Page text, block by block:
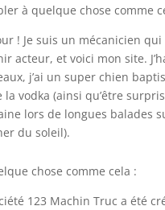
à quelque chose comme
! Je suis un mécanicien qui
acteur, et voici mon site.
j’ai un super chien
la vodka (ainsi qu’être
lors de longues balades
du soleil).
chose comme cela :
123 Machin Truc a été